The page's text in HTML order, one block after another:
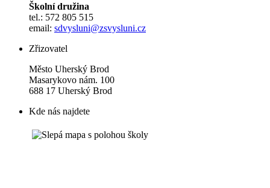
Školní družina
tel.: 572 805 515
email: sdvysluni@zsvysluni.cz
Zřizovatel
Město Uherský Brod
Masarykovo nám. 100
688 17 Uherský Brod
Kde nás najdete